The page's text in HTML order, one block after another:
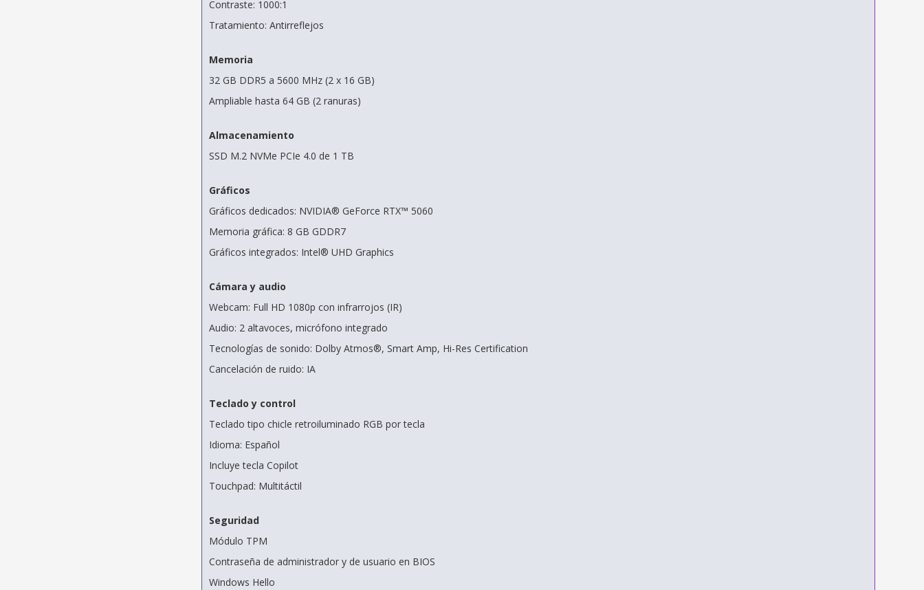
Contraste: 1000:1
Tratamiento: Antirreflejos
Memoria
32 GB DDR5 a 5600 MHz (2 x 16 GB)
Ampliable hasta 64 GB (2 ranuras)
Almacenamiento
SSD M.2 NVMe PCIe 4.0 de 1 TB
Gráficos
Gráficos dedicados: NVIDIA® GeForce RTX™ 5060
Memoria gráfica: 8 GB GDDR7
Gráficos integrados: Intel® UHD Graphics
Cámara y audio
Webcam: Full HD 1080p con infrarrojos (IR)
Audio: 2 altavoces, micrófono integrado
Tecnologías de sonido: Dolby Atmos®, Smart Amp, Hi-Res Certification
Cancelación de ruido: IA
Teclado y control
Teclado tipo chicle retroiluminado RGB por tecla
Idioma: Español
Incluye tecla Copilot
Touchpad: Multitáctil
Seguridad
Módulo TPM
Contraseña de administrador y de usuario en BIOS
Windows Hello